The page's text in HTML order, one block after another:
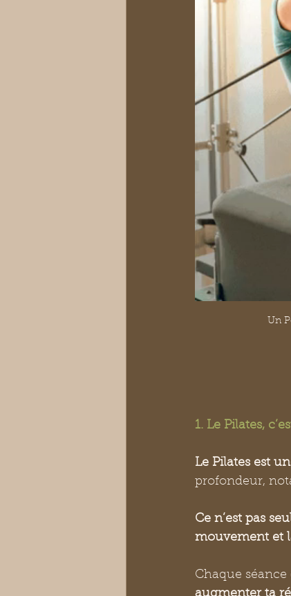
Un
1. Le Pilates,
Le Pilates est
profondeur,
Ce n’est pas
mouvement et
Chaque